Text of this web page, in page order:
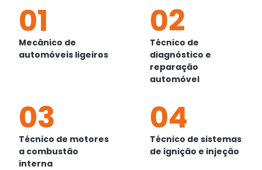
01
Mecânico de
automóveis ligeiros
02
Técnico de
diagnóstico e
reparação
automóvel
03
Técnico de motores
a combustão
interna
04
Técnico de sistemas
de ignição e injeção